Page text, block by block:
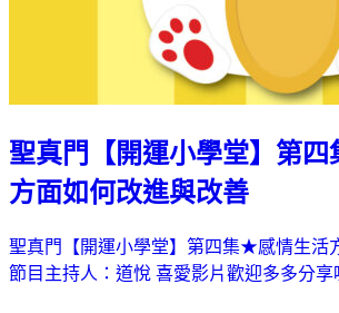
聖真門【開運小學堂】第
方面如何改進與改善
聖真門【開運小學堂】第四集★感情生活
節目主持人：道悅 喜愛影片歡迎多多分